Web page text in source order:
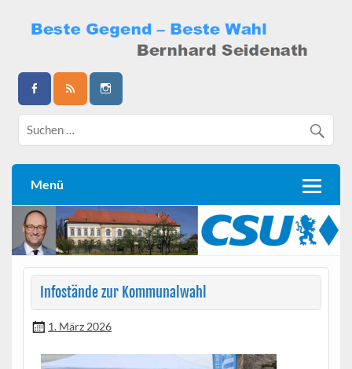
content
Bernhard Seidenath
Menü
Infostände zur Kommunalwahl
1. März 2026